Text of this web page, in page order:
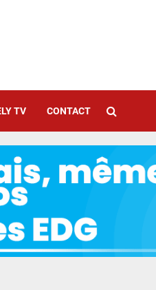
TV CONTACT